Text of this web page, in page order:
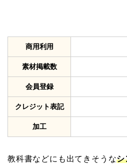
商用利用
素材掲載数
会員登録
クレジット表記
加工
教科書などにも出てきそうなシ